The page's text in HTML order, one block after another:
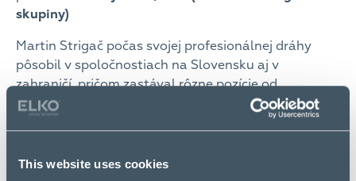
This website uses cookies
skupiny)
Martin Strigač počas svojej profesionálnej dráhy
pôsobil v spoločnostiach na Slovensku aj v
zahraničí, pričom zastával rôzne pozície od
programátora v začiatkoch kariéry, cez projektového
manažéra až po vrcholový manažment. Je držiteľom
a odborných certifikátov. Skôr než kroky Martina